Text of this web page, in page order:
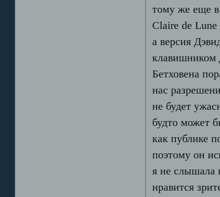
тому же еще
Claire de
а версия
клавишником
Бетховена
нас
не будет
будто может
как публике
поэтому он
я не слышала
нравится